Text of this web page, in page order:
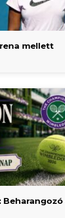
mellett